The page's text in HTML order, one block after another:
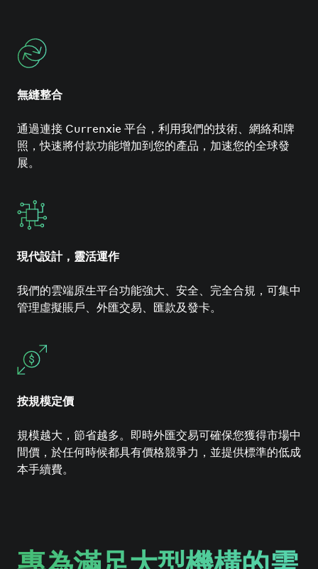
無縫整合
通過連接 Currenxie 平台，利用我們的技術、網絡和牌
照，快速將付款功能增加到您的產品，加速您的全球發
展。
現代設計，靈活運作
我們的雲端原生平台功能強大、安全、完全合規，可集中
管理虛擬賬戶、外匯交易、匯款及發卡。
按規模定價
規模越大，節省越多。即時外匯交易可確保您獲得市場中
間價，於任何時候都具有價格競爭力，並提供標準的低成
本手續費。